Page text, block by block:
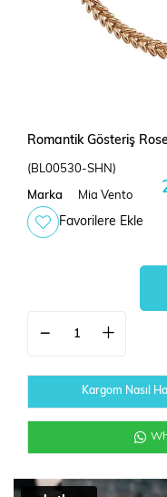
Romantik Gösteriş
(BL00530-SHN)
Marka Mia Vento
Favorilere Ekle
Kargom Nasıl